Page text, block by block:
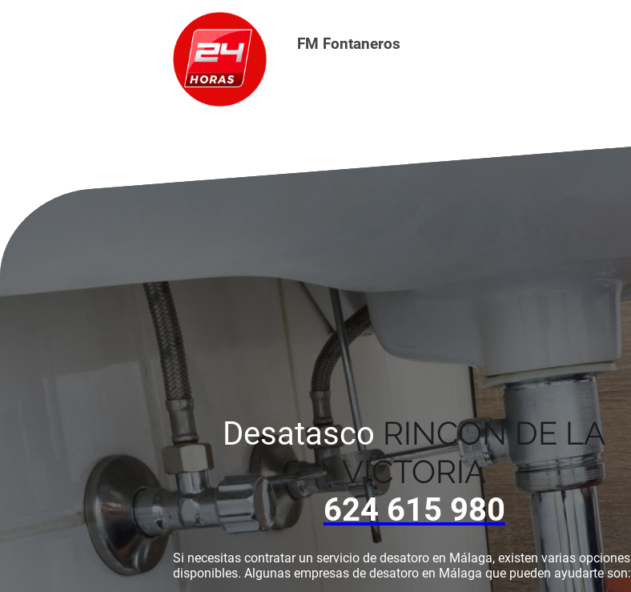
FM Fontaneros
Desatasco RINCON DE LA
VICTORIA
624 615 980
Si necesitas contratar un servicio de desatoro en Málaga, existen varias opciones
disponibles. Algunas empresas de desatoro en Málaga que pueden ayudarte son: